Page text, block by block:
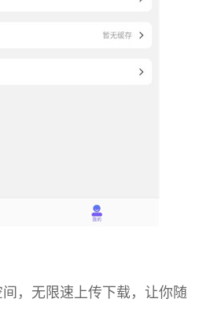
，无限速上传下载，让你随